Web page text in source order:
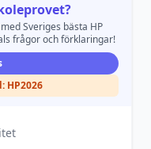
Sveriges bästa HP
frågor och förklaringar!
HP2026